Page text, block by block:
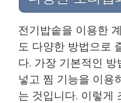
전기밥솥을 이용한
도 다양한 방법으로
다. 가장 기본적인
넣고 찜 기능을 이용
는 것입니다. 이렇게